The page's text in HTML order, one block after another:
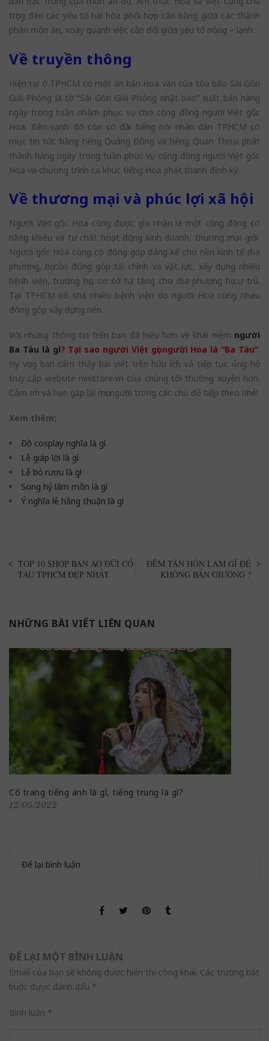
trọng đến các yếu tố hài hòa phối hợp cân bằng giữa các thành
phần món ăn, xoay quanh việc cân đối giữa yếu tố nóng – lạnh.
Về truyền thông
Hiện tại ở TPHCM có một ấn bản Hoa văn của tòa báo Sài Gòn
Giải Phóng là tờ “Sài Gòn Giải Phóng nhật báo” xuất bản hàng
ngày trong tuần nhằm phục vụ cho cộng đồng người Việt gốc
Hoa. Bên cạnh đó còn có đài tiếng nói nhân dân TPHCM có
mục tin tức bằng tiếng Quảng Đông và tiếng Quan Thoại phát
thành hàng ngày trong tuần phục vụ cộng đồng người Việt gốc
Hoa và chương trình ca khúc tiếng Hoa phát thanh định kỳ.
Về thương mại và phúc lợi xã hội
Người Việt gốc Hoa cũng được ghi nhận là một cộng đồng có
năng khiếu và tư chất hoạt động kinh doanh, thương mại giỏi.
Người gốc Hóa cũng có đóng góp đáng kể cho nền kinh tế địa
phương, họ còn đóng góp tài chính và vật lực, xây dựng nhiều
bệnh viện, trường học, cơ sở hạ tầng cho địa phương họ cư trú.
Tại TPHCM có khá nhiều bệnh viện do người Hoa cùng nhau
đóng góp xây dựng nên.
Với những thông tin trên bạn đã hiểu hơn về khái niệm người
Ba Tàu là gì? Tại sao người Việt gọi người Hoa là “Ba Tàu”.
Hy vọng bạn cảm thấy bài viết trên hữu ích và tiếp tục ủng hộ
truy cập website ninistore.vn của chúng tôi thường xuyên hơn.
Cảm ơn và hẹn gặp lại mọi người trong các chủ đề tiếp theo nhé!
Xem thêm:
Đồ cosplay nghĩa là gì
Lễ giáp lời là gì
Lễ bỏ rượu là gì
Song hỷ lâm môn là gì
Ý nghĩa lễ hằng thuận là gì
TOP 10 SHOP BÁN ÁO ĐŨI CỔ
TÀU TPHCM ĐẸP NHẤT
ĐÊM TÂN HÔN LÀM GÌ ĐỂ
KHÔNG BẨN GIƯỜNG ?
NHỮNG BÀI VIẾT LIÊN QUAN
Cổ trang tiếng anh là gì, tiếng trung là gì?
12/06/2022
Để lại bình luận
ĐỂ LẠI MỘT BÌNH LUẬN
Email của bạn sẽ không được hiển thị công khai. Các trường bắt
buộc được đánh dấu *
Bình luận *